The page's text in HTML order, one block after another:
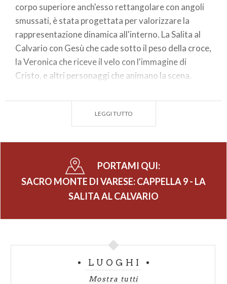
corpo superiore anch'esso rettangolare con angoli
smussati, è stata progettata per valorizzare la
rappresentazione dinamica all'interno. La Salita al
Calvario con Gesù che cade sotto il peso della croce,
la Veronica che riceve il velo con l'immagine di
Cristo, e altri personaggi che animano la scena.
sfondo unificato aggiungono ulteriore profondità
visiva, anche se sono stati compromessi dall'umidità
e da restauri precedenti.
Le pareti, affrescate da Giovan Paolo Recchi nel
1654, raffigurano Gerusalemme, figure eleganti,
soldati e angeli.
LEGGI TUTTO
PORTAMI QUI:
SACRO MONTE DI VARESE: CAPPELLA 9 - LA
SALITA AL CALVARIO
LUOGHI
Mostra tutti